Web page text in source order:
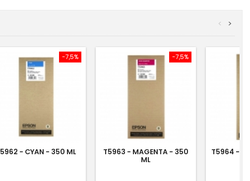
>
<
-7,5%
- CYAN - 350 ML
-7,5%
T5963 - MAGENTA - 350
ML
T5964 -